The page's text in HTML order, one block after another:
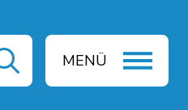
MENÜ